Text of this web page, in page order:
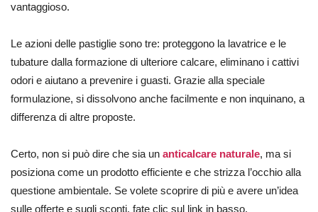
vantaggioso.
Le azioni delle pastiglie sono tre: proteggono la lavatrice e le
tubature dalla formazione di ulteriore calcare, eliminano i cattivi
odori e aiutano a prevenire i guasti. Grazie alla speciale
formulazione, si dissolvono anche facilmente e non inquinano, a
differenza di altre proposte.
Certo, non si può dire che sia un anticalcare naturale, ma si
posiziona come un prodotto efficiente e che strizza l’occhio alla
questione ambientale. Se volete scoprire di più e avere un’idea
sulle offerte e sugli sconti, fate clic sul link in basso.